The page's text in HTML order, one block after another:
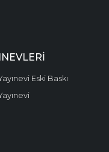
Eski Baskı